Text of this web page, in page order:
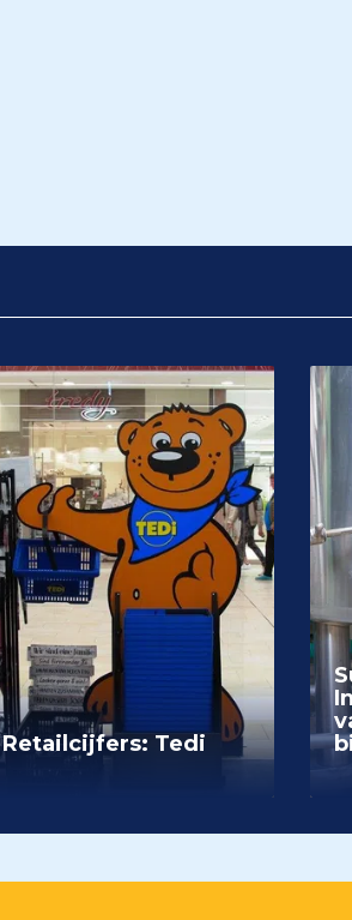
Retailcijfers: Tedi